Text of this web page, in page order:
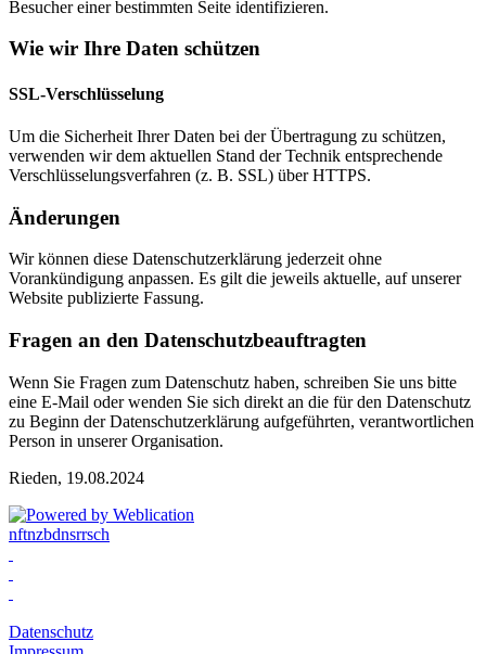
Besucher einer bestimmten Seite identifizieren.
Wie wir Ihre Daten schützen
SSL-Verschlüsselung
Um die Sicherheit Ihrer Daten bei der Übertragung zu schützen,
verwenden wir dem aktuellen Stand der Technik entsprechende
Verschlüsselungsverfahren (z. B. SSL) über HTTPS.
Änderungen
Wir können diese Datenschutzerklärung jederzeit ohne
Vorankündigung anpassen. Es gilt die jeweils aktuelle, auf unserer
Website publizierte Fassung.
Fragen an den Datenschutzbeauftragten
Wenn Sie Fragen zum Datenschutz haben, schreiben Sie uns bitte
eine E-Mail oder wenden Sie sich direkt an die für den Datenschutz
zu Beginn der Datenschutzerklärung aufgeführten, verantwortlichen
Person in unserer Organisation.
Rieden, 19.08.2024
nftnzbdnsrrsch
Datenschutz